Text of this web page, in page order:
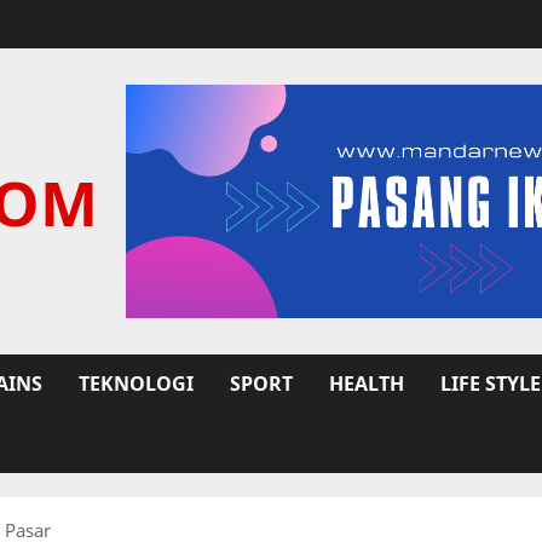
TEKNOLOGI SPORT HEALTH LIFE STYLE